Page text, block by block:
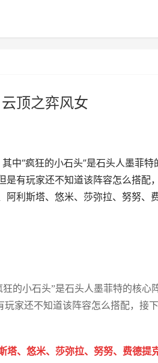
顶之弈风女
中“疯狂的小石头”是石头人墨菲
有玩家还不知道该阵容怎么搭配
阿利斯塔、悠米、莎弥拉、努努、
的小石头”是石头人墨菲特的核心
家还不知道该阵容怎么搭配，接
塔、悠米、莎弥拉、努努、费德提